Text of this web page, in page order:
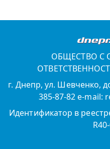
ОБЩЕСТВО С
г. Днепр, ул. Шевченко,
385-87-82 e-mail:
Идентификатор в